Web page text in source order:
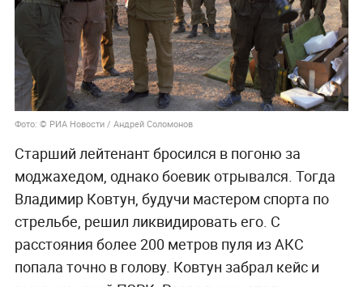
Фото: © РИА Новости / Андрей Соломонов
Старший лейтенант бросился в погоню за
моджахедом, однако боевик отрывался. Тогда
Владимир Ковтун, будучи мастером спорта по
стрельбе, решил ликвидировать его. С
расстояния более 200 метров пуля из АКС
попала точно в голову. Ковтун забрал кейс и